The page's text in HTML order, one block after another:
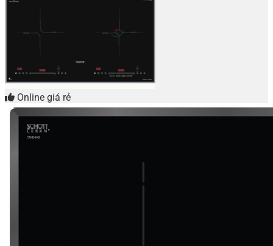
Online giá rẻ